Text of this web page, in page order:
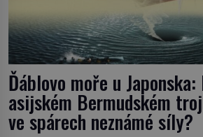
Ďáblovo moře u
asijském Bermudském
ve spárech neznámé síly?